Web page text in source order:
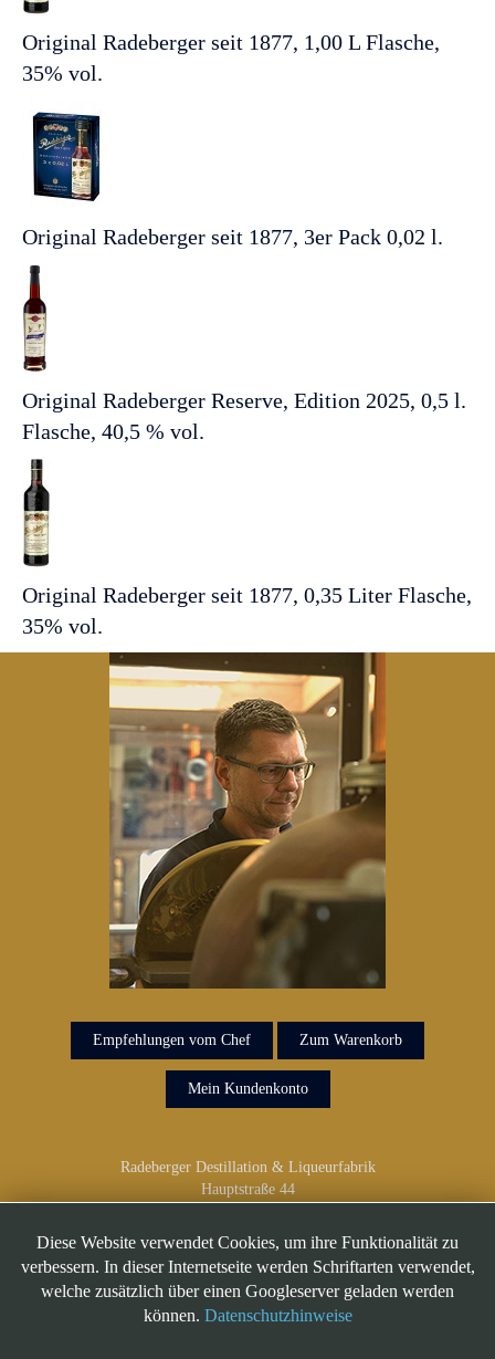
Original Radeberger seit 1877, 1,00 L Flasche,
35% vol.
Original Radeberger seit 1877, 3er Pack 0,02 l.
Original Radeberger Reserve, Edition 2025, 0,5 l.
Flasche, 40,5 % vol.
Original Radeberger seit 1877, 0,35 Liter Flasche,
35% vol.
Empfehlungen vom Chef Zum Warenkorb
Mein Kundenkonto
Radeberger Destillation & Liqueurfabrik
Hauptstraße 44
Telefon: 03528/418 918
Diese Website verwendet Cookies, um ihre Funktionalität zu
verbessern. In dieser Internetseite werden Schriftarten verwendet,
welche zusätzlich über einen Googleserver geladen werden
können. Datenschutzhinweise